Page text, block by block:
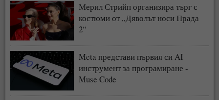
Мерил Стрийп организира търг с
костюми от „Дяволът носи Прада
2“
Meta представи първия си AI
инструмент за програмиране -
Muse Code